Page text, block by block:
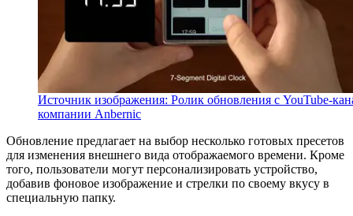
Источник изображения: Ролик обновления с YouTube-
компании Anbernic
Обновление предлагает на выбор несколько готовых пресетов
для изменения внешнего вида отображаемого времени. Кроме
того, пользователи могут персонализировать устройство,
добавив фоновое изображение и стрелки по своему вкусу в
специальную папку.